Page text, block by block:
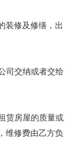
装修及修缮，出
司交纳或者交给
赁房屋的质量或
维修费由乙方负